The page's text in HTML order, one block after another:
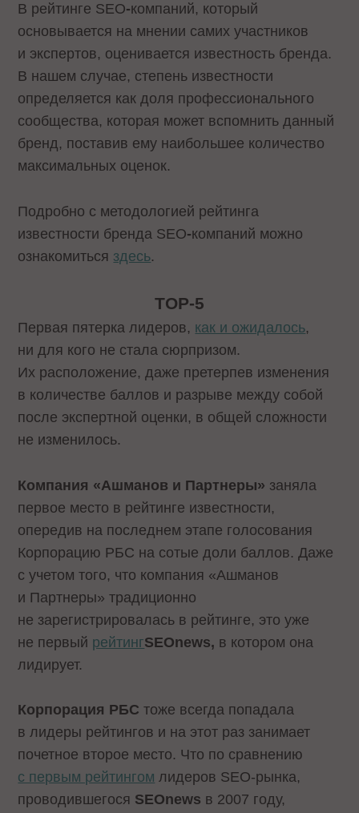
В рейтинге SEO-компаний, который
основывается на мнении самих участников
и экспертов, оценивается известность бренда.
В нашем случае, степень известности
определяется как доля профессионального
сообщества, которая может вспомнить данный
бренд, поставив ему наибольшее количество
максимальных оценок.
Подробно с методологией рейтинга
известности бренда SEO-компаний можно
ознакомиться здесь.
TOP-5
Первая пятерка лидеров, как и ожидалось,
ни для кого не стала сюрпризом.
Их расположение, даже претерпев изменения
в количестве баллов и разрыве между собой
после экспертной оценки, в общей сложности
не изменилось.
Компания «Ашманов и Партнеры» заняла
первое место в рейтинге известности,
опередив на последнем этапе голосования
Корпорацию РБС на сотые доли баллов. Даже
с учетом того, что компания «Ашманов
и Партнеры» традиционно
не зарегистрировалась в рейтинге, это уже
не первый рейтингSEOnews, в котором она
лидирует.
Корпорация РБСтоже всегда попадала
в лидеры рейтингов и на этот раз занимает
почетное второе место. Что по сравнению
с первым рейтингом лидеров SEO-рынка,
проводившегося SEOnews в 2007 году,